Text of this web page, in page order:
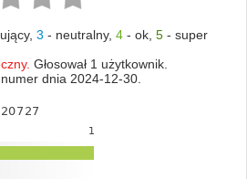
, 3 - neutralny, 4- ok, 5- super
Głosował 1 użytkownik.
dnia 2024-12-30.